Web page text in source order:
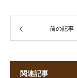
前の記事
関連記事